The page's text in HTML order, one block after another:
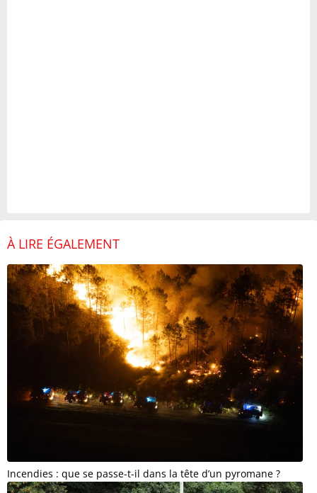
À LIRE ÉGALEMENT
Incendies : que se passe-t-il dans la tête d’un pyromane ?